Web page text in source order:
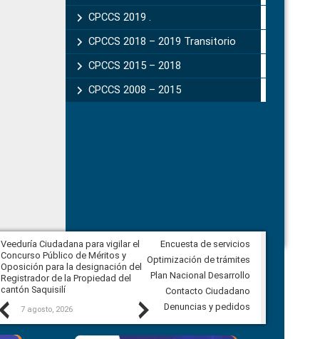
CPCCS 2019 .
CPCCS 2018 – 2019 Transitorio
CPCCS 2015 – 2018
CPCCS 2008 – 2015
Previous
Veeduría Ciudadana para vigilar el
Concurso Público de Méritos y
Oposición para la designación del
Registrador de la Propiedad del
cantón Saquisilí
7 agosto, 2026
Veeduría Ciudadana para vigilar la
construcción del asfaltado de
Ballenita del cantón Santa Elena
7 agosto, 2026
Next
Encuesta de servicios
Optimización de trámites
Plan Nacional Desarrollo
Contacto Ciudadano
Denuncias y pedidos